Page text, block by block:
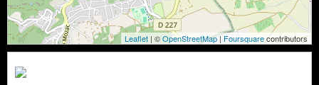
Leaflet | ©OpenStreetMap| Foursquarecontributors